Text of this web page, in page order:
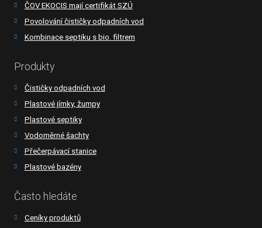
ČOV EKOCIS mají certifikát SZÚ
Povolování čističky odpadních vod
Kombinace septiku s bio. filtrem
Produkty
Čističky odpadních vod
Plastové jímky, žumpy
Plastové septiky
Vodoměrné šachty
Přečerpávací stanice
Plastové bazény
Často hledáte
Ceníky produktů